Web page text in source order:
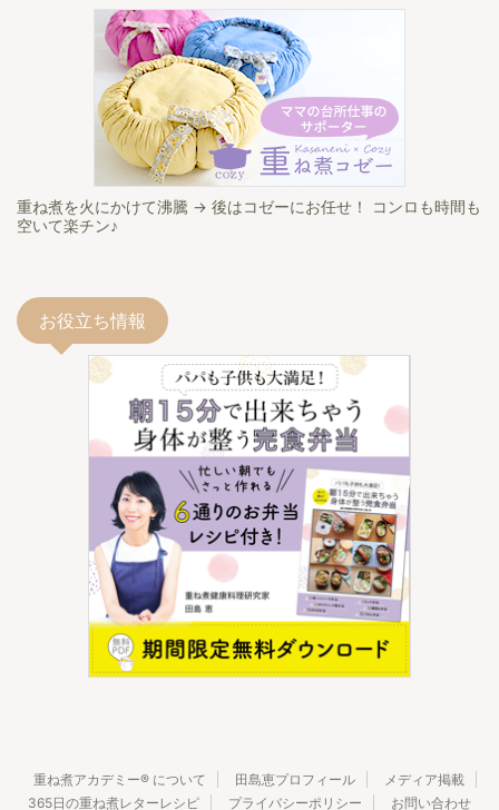
重ね煮を火にかけて沸騰 → 後はコゼーにお任せ！ コンロも時間も
空いて楽チン♪
お役立ち情報
重ね煮アカデミー® について 田島恵プロフィール
メディア掲載
365日の重ね煮レターレシピ
プライバシーポリシー お問い合わせ